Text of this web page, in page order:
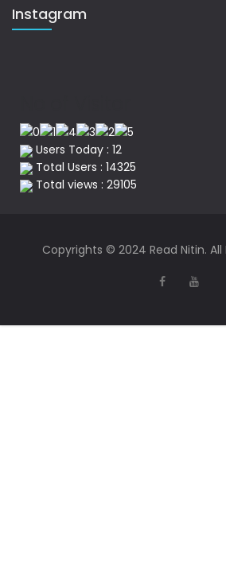
Instagram
Users Today : 12
Total Users : 14325
Total views : 29105
Copyrights © 2024 Read Nitin. All